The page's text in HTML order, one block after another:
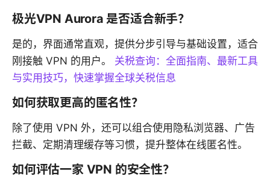
极光VPN Aurora 是否适合新手？
是的，界面通常直观，提供分步引导与基础设置，适合
刚接触 VPN 的用户。 关税查询：全面指南、最新工具
与实用技巧，快速掌握全球关税信息
如何获取更高的匿名性？
除了使用 VPN 外，还可以组合使用隐私浏览器、广告
拦截、定期清理缓存等习惯，提升整体在线匿名性。
如何评估一家 VPN 的安全性？